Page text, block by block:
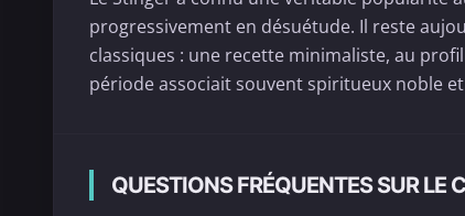
progressivement en désuétude. Il reste
classiques : une recette minimaliste, au
période associait souvent spiritueux noble
QUESTIONS FRÉQUENTES SUR LE